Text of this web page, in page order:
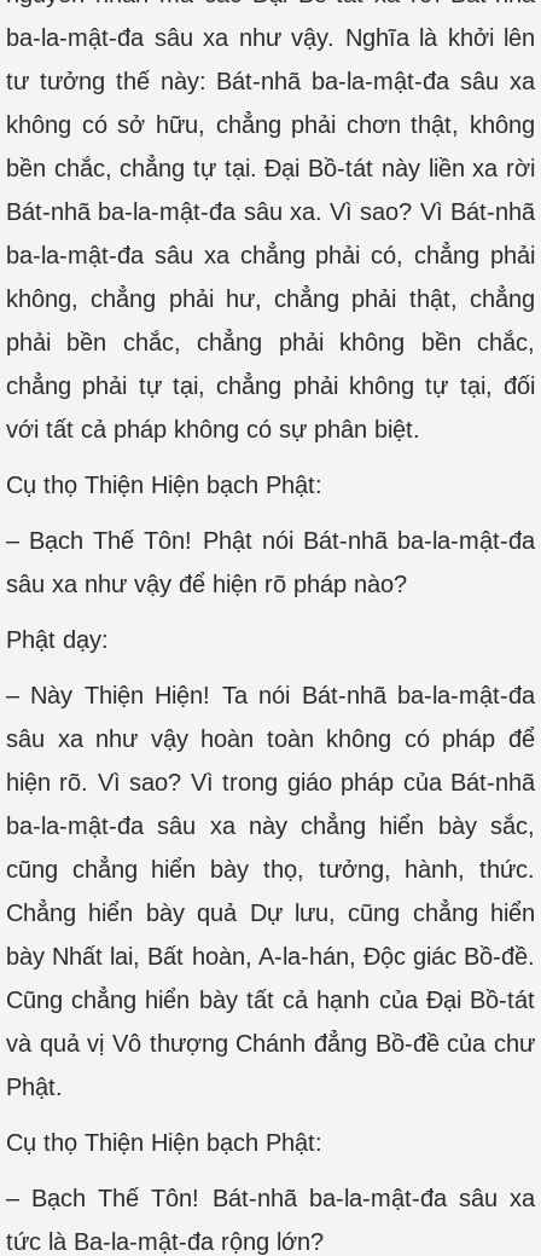
ba-la-mật-đa sâu xa như vậy. Nghĩa là khởi lên
tư tưởng thế này: Bát-nhã ba-la-mật-đa sâu xa
không có sở hữu, chẳng phải chơn thật, không
bền chắc, chẳng tự tại. Đại Bồ-tát này liền xa rời
Bát-nhã ba-la-mật-đa sâu xa. Vì sao? Vì Bát-nhã
ba-la-mật-đa sâu xa chẳng phải có, chẳng phải
không, chẳng phải hư, chẳng phải thật, chẳng
phải bền chắc, chẳng phải không bền chắc,
chẳng phải tự tại, chẳng phải không tự tại, đối
với tất cả pháp không có sự phân biệt.
Cụ thọ Thiện Hiện bạch Phật:
– Bạch Thế Tôn! Phật nói Bát-nhã ba-la-mật-đa
sâu xa như vậy để hiện rõ pháp nào?
Phật dạy:
– Này Thiện Hiện! Ta nói Bát-nhã ba-la-mật-đa
sâu xa như vậy hoàn toàn không có pháp để
hiện rõ. Vì sao? Vì trong giáo pháp của Bát-nhã
ba-la-mật-đa sâu xa này chẳng hiển bày sắc,
cũng chẳng hiển bày thọ, tưởng, hành, thức.
Chẳng hiển bày quả Dự lưu, cũng chẳng hiển
bày Nhất lai, Bất hoàn, A-la-hán, Độc giác Bồ-đề.
Cũng chẳng hiển bày tất cả hạnh của Đại Bồ-tát
và quả vị Vô thượng Chánh đẳng Bồ-đề của chư
Phật.
Cụ thọ Thiện Hiện bạch Phật:
– Bạch Thế Tôn! Bát-nhã ba-la-mật-đa sâu xa
tức là Ba-la-mật-đa rộng lớn?